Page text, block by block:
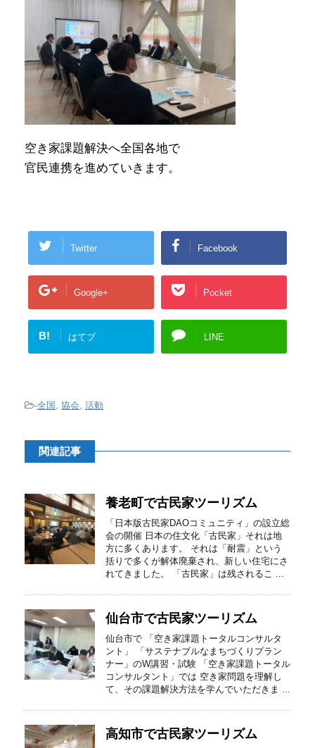
空き家課題解決へ全国各地で
官民連携を進めていきます。
Twitter Facebook
Google+ Pocket
B! はてブ LINE
-全国 , 協会, 活動
関連記事
養老町で古民家ツーリズム
「日本版古民家DAOコミュニティ」の設立総
会の開催 日本の住文化「古民家」それは地
方に多くあります。 それは「耐震」という
括りで多くが解体廃棄され、新しい住宅にさ
れてきました。 「古民家」は残されるこ ...
仙台市で古民家ツーリズム
仙台市で 「空き家課題トータルコンサルタ
ント」 「サステナブルなまちづくりプラン
ナー」のW講習・試験 「空き家課題トータル
コンサルタント」では 空き家問題を理解し
て、その課題解決方法を学んでいただきま ...
高知市で古民家ツーリズム